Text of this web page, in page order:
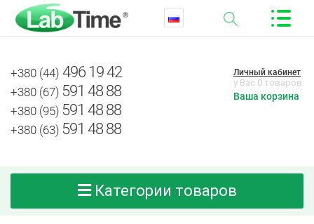
+380 (44) 496 19 42
+380 (67) 591 48 88
+380 (95) 591 48 88
+380 (63) 591 48 88
Личный кабинет
у Вас 0 товаров
Ваша корзина
Категории товаров